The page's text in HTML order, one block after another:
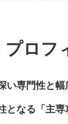
プロフ
い専門性と幅
となる「主